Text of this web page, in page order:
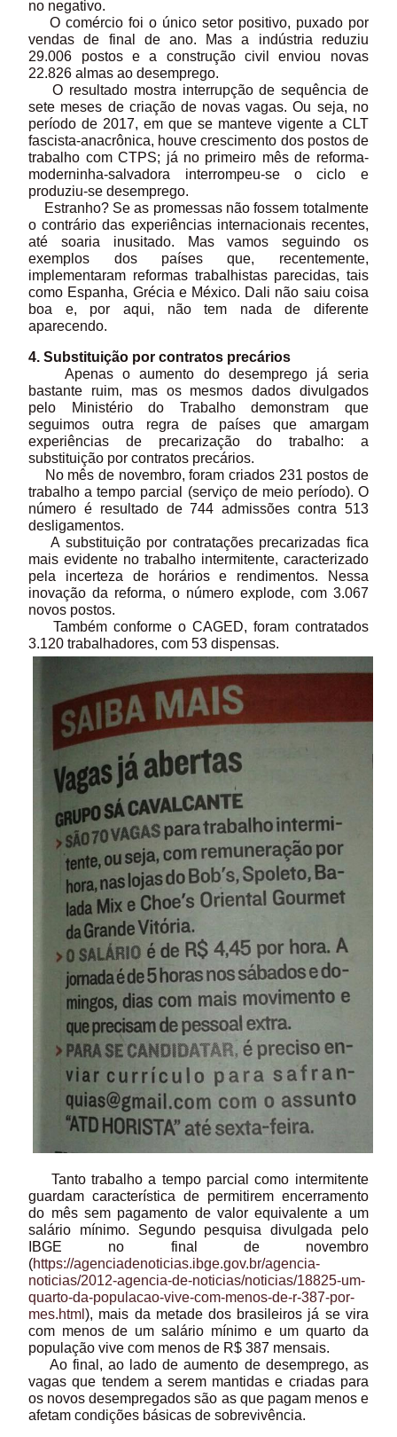
no negativo.
O comércio foi o único setor positivo, puxado por
vendas de final de ano. Mas a indústria reduziu
29.006 postos e a construção civil enviou novas
22.826 almas ao desemprego.
O resultado mostra interrupção de sequência de
sete meses de criação de novas vagas. Ou seja, no
período de 2017, em que se manteve vigente a CLT
fascista-anacrônica, houve crescimento dos postos de
trabalho com CTPS; já no primeiro mês de reforma-
moderninha-salvadora interrompeu-se o ciclo e
produziu-se desemprego.
Estranho? Se as promessas não fossem totalmente
o contrário das experiências internacionais recentes,
até soaria inusitado. Mas vamos seguindo os
exemplos dos países que, recentemente,
implementaram reformas trabalhistas parecidas, tais
como Espanha, Grécia e México. Dali não saiu coisa
boa e, por aqui, não tem nada de diferente
aparecendo.
4. Substituição por contratos precários
Apenas o aumento do desemprego já seria
bastante ruim, mas os mesmos dados divulgados
pelo Ministério do Trabalho demonstram que
seguimos outra regra de países que amargam
experiências de precarização do trabalho: a
substituição por contratos precários.
No mês de novembro, foram criados 231 postos de
trabalho a tempo parcial (serviço de meio período). O
número é resultado de 744 admissões contra 513
desligamentos.
A substituição por contratações precarizadas fica
mais evidente no trabalho intermitente, caracterizado
pela incerteza de horários e rendimentos. Nessa
inovação da reforma, o número explode, com 3.067
novos postos.
Também conforme o CAGED, foram contratados
3.120 trabalhadores, com 53 dispensas.
Tanto trabalho a tempo parcial como intermitente
guardam característica de permitirem encerramento
do mês sem pagamento de valor equivalente a um
salário mínimo. Segundo pesquisa divulgada pelo
IBGE no final de novembro
(https://agenciadenoticias.ibge.gov.br/agencia-
noticias/2012-agencia-de-noticias/noticias/18825-um-
quarto-da-populacao-vive-com-menos-de-r-387-por-
mes.html), mais da metade dos brasileiros já se vira
com menos de um salário mínimo e um quarto da
população vive com menos de R$ 387 mensais.
Ao final, ao lado de aumento de desemprego, as
vagas que tendem a serem mantidas e criadas para
os novos desempregados são as que pagam menos e
afetam condições básicas de sobrevivência.